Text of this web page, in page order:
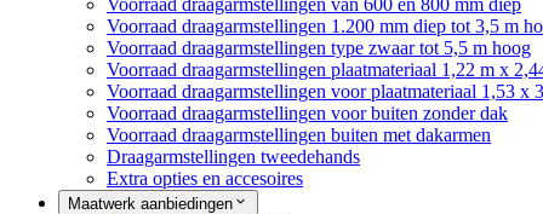
Voorraad draagarmstellingen 1.200 mm diep tot 3,5 m
Voorraad draagarmstellingen type zwaar tot 5,5 m hoog
Voorraad draagarmstellingen plaatmateriaal 1,22 m x
Voorraad draagarmstellingen voor plaatmateriaal 1,53 x
Voorraad draagarmstellingen voor buiten zonder dak
Voorraad draagarmstellingen buiten met dakarmen
Draagarmstellingen tweedehands
Extra opties en accesoires
Maatwerk aanbiedingen